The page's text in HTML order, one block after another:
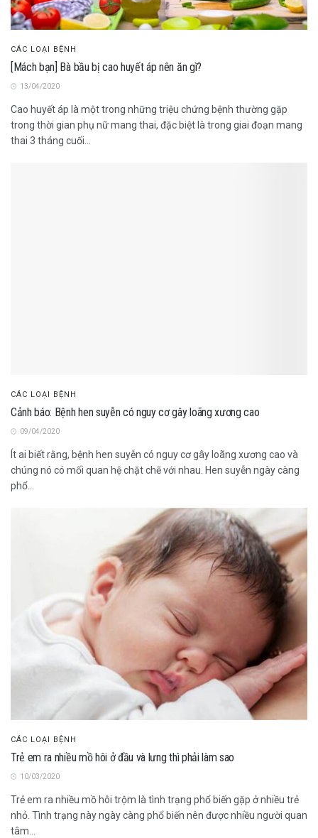
CÁC LOẠI BỆNH
[Mách bạn] Bà bầu bị cao huyết áp nên ăn gì?
13/04/2020
Cao huyết áp là một trong những triệu chứng bệnh thường gặp
trong thời gian phụ nữ mang thai, đặc biệt là trong giai đoạn mang
thai 3 tháng cuối...
CÁC LOẠI BỆNH
Cảnh báo: Bệnh hen suyễn có nguy cơ gây loãng xương cao
09/04/2020
Ít ai biết rằng, bệnh hen suyễn có nguy cơ gây loãng xương cao và
chúng nó có mối quan hệ chặt chẽ với nhau. Hen suyễn ngày càng
phổ...
CÁC LOẠI BỆNH
Trẻ em ra nhiều mồ hôi ở đầu và lưng thì phải làm sao
10/03/2020
Trẻ em ra nhiều mồ hôi trộm là tình trạng phổ biến gặp ở nhiều trẻ
nhỏ. Tình trạng này ngày càng phổ biến nên được nhiều người quan
tâm...